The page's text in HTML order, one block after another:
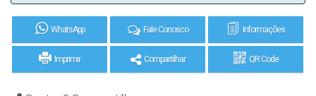
WhatsApp Fale Conosco Informações
Imprimir Compartilhar QR Code